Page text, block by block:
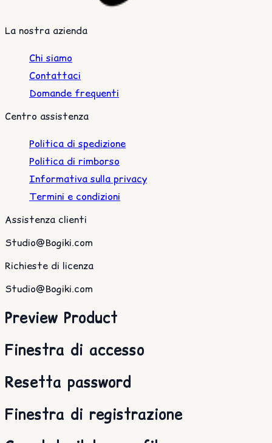
La nostra azienda
Chi siamo
Contattaci
Domande frequenti
Centro assistenza
Politica di spedizione
Politica di rimborso
Informativa sulla privacy
Termini e condizioni
Assistenza clienti
Studio@Bogiki.com
Richieste di licenza
Studio@Bogiki.com
Preview Product
Finestra di accesso
Resetta password
Finestra di registrazione